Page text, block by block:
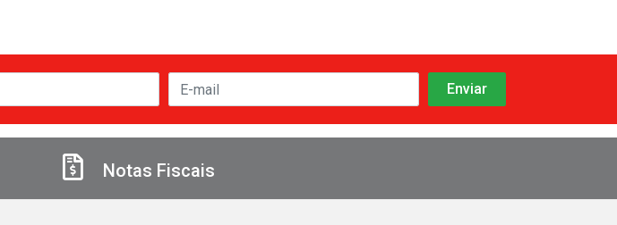
Notas Fiscais